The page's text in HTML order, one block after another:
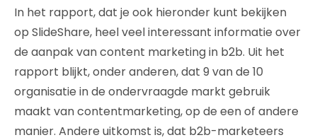
In het rapport, dat je ook hieronder kunt bekijken
op SlideShare, heel veel interessant informatie over
de aanpak van content marketing in b2b. Uit het
rapport blijkt, onder anderen, dat 9 van de 10
organisatie in de ondervraagde markt gebruik
maakt van contentmarketing, op de een of andere
manier. Andere uitkomst is, dat b2b-marketeers